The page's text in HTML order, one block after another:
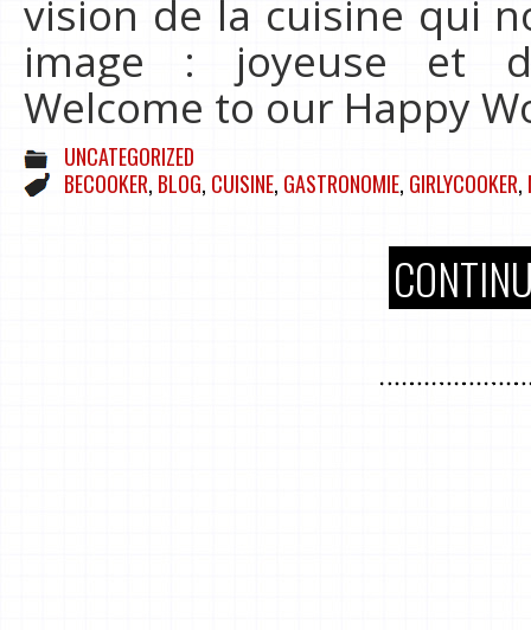
vision de la cuisine qui
image : joyeuse et
Welcome to our Happy
UNCATEGORIZED
BECOOKER, BLOG, CUISINE, GASTRONOMIE, GIRLYCOOKER,